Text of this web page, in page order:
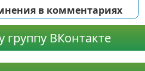
в комментариях
ВКонтакте